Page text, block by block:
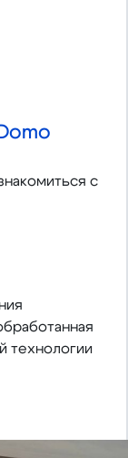
с
технологии